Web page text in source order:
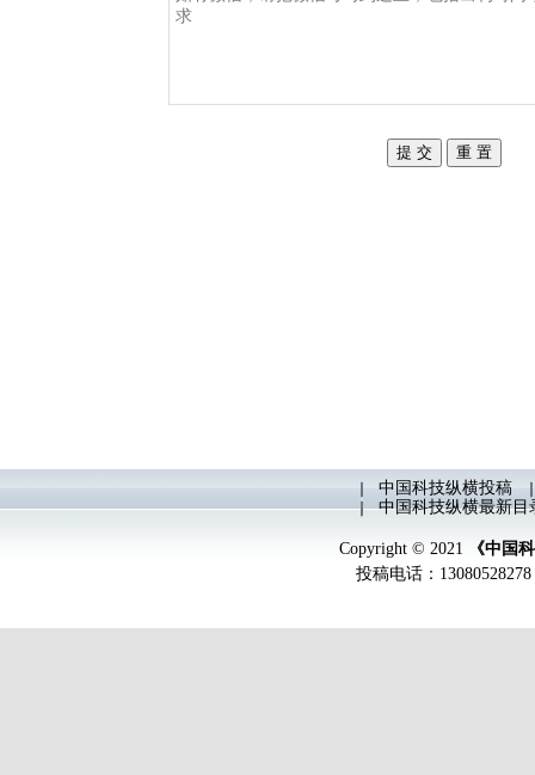
中国科技纵横投稿
中国科技纵横最新目
Copyright © 2021
《中国
投稿电话：